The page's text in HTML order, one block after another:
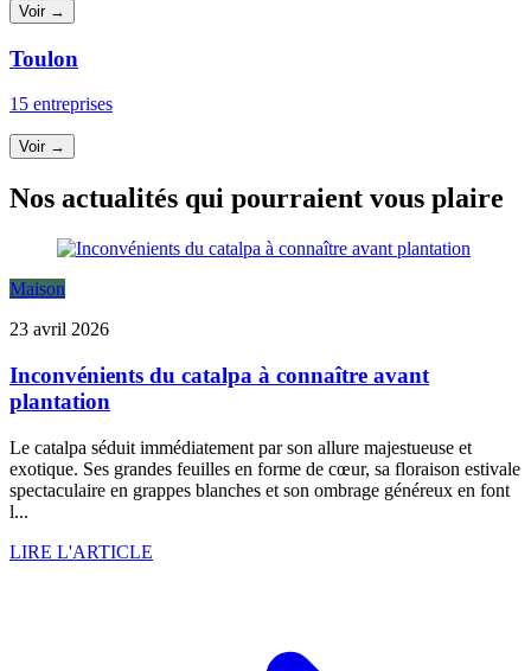
Voir →
Toulon
15 entreprises
Voir →
Nos actualités qui pourraient vous plaire
Maison
23 avril 2026
Inconvénients du catalpa à connaître avant
plantation
Le catalpa séduit immédiatement par son allure majestueuse et
exotique. Ses grandes feuilles en forme de cœur, sa floraison estivale
spectaculaire en grappes blanches et son ombrage généreux en font
l...
LIRE L'ARTICLE